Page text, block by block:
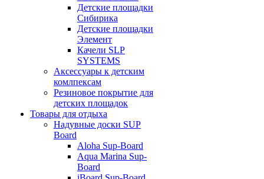
Детские площадки
Сибирика
Детские площадки
Элемент
Качели SLP
SYSTEMS
Аксессуары к детским
комлпексам
Резиновое покрытие для
детских площадок
Товары для отдыха
Надувные доски SUP
Board
Aloha Sup-Board
Aqua Marina Sup-
Board